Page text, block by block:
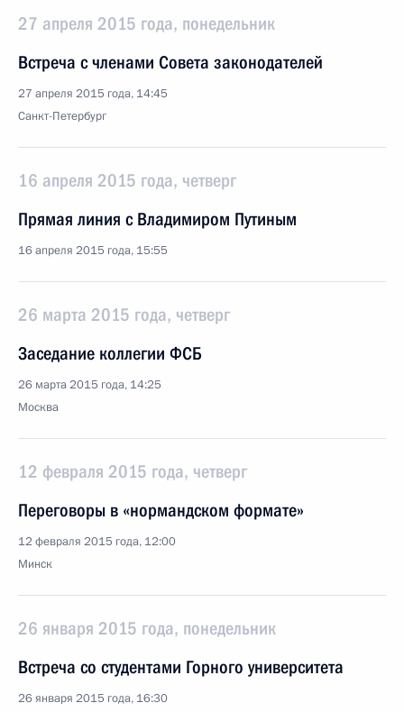
27 апреля 2015 года, понедельник
Встреча с членами Совета законодателей
27 апреля 2015 года, 14:45
Санкт-Петербург
16 апреля 2015 года, четверг
Прямая линия с Владимиром Путиным
16 апреля 2015 года, 15:55
26 марта 2015 года, четверг
Заседание коллегии ФСБ
26 марта 2015 года, 14:25
Москва
12 февраля 2015 года, четверг
Переговоры в «нормандском формате»
12 февраля 2015 года, 12:00
Минск
26 января 2015 года, понедельник
Встреча со студентами Горного университета
26 января 2015 года, 16:30